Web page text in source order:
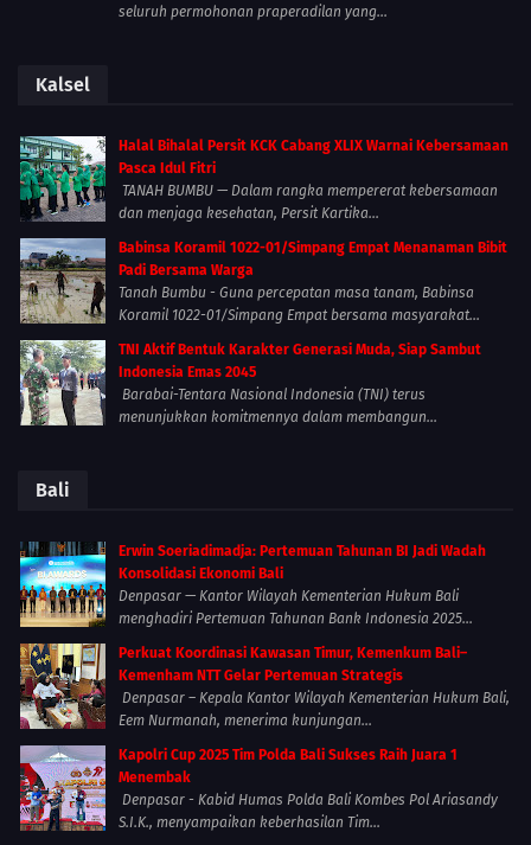
seluruh permohonan praperadilan yang...
Kalsel
Halal Bihalal Persit KCK Cabang XLIX Warnai Kebersamaan
Pasca Idul Fitri
TANAH BUMBU — Dalam rangka mempererat kebersamaan
dan menjaga kesehatan, Persit Kartika...
Babinsa Koramil 1022-01/Simpang Empat Menanaman Bibit
Padi Bersama Warga
Tanah Bumbu - Guna percepatan masa tanam, Babinsa
Koramil 1022-01/Simpang Empat bersama masyarakat...
TNI Aktif Bentuk Karakter Generasi Muda, Siap Sambut
Indonesia Emas 2045
Barabai-Tentara Nasional Indonesia (TNI) terus
menunjukkan komitmennya dalam membangun...
Bali
Erwin Soeriadimadja: Pertemuan Tahunan BI Jadi Wadah
Konsolidasi Ekonomi Bali
Denpasar — Kantor Wilayah Kementerian Hukum Bali
menghadiri Pertemuan Tahunan Bank Indonesia 2025...
Perkuat Koordinasi Kawasan Timur, Kemenkum Bali–
Kemenham NTT Gelar Pertemuan Strategis
Denpasar – Kepala Kantor Wilayah Kementerian Hukum Bali,
Eem Nurmanah, menerima kunjungan...
Kapolri Cup 2025 Tim Polda Bali Sukses Raih Juara 1
Menembak
Denpasar - Kabid Humas Polda Bali Kombes Pol Ariasandy
S.I.K., menyampaikan keberhasilan Tim...